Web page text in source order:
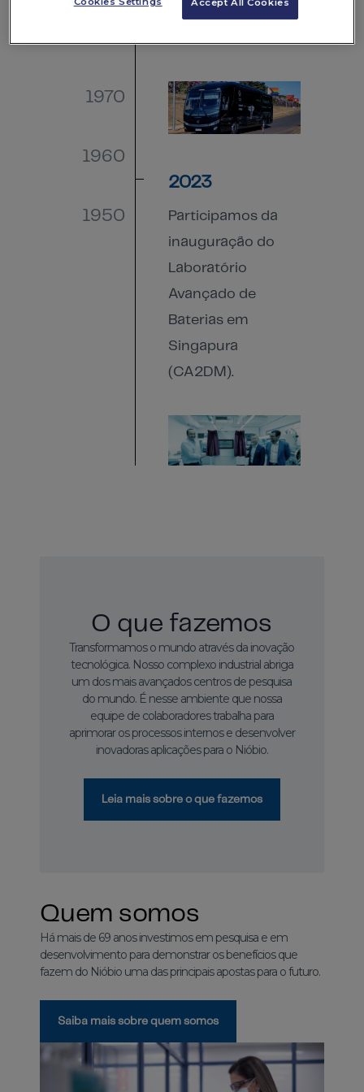
1970
1960
1950
Caminhões e
2023
Participamos da
inauguração do
Laboratório
Avançado de
Baterias em
Singapura
(CA2DM).
produção de óxido
de Nióbio para
baterias, com a
Planta de Materiais
para Baterias.
startups Echion e
Battery Streak para
novos
baterias de íons de
O que fazemos
Transformamos o mundo através da inovação
tecnológica. Nosso complexo industrial abriga
um dos mais avançados centros de pesquisa
do mundo. É nesse ambiente que nossa
equipe de colaboradores trabalha para
aprimorar os processos internos e desenvolver
inovadoras aplicações para o Nióbio.
Leia mais sobre o que fazemos
Quem somos
Há mais de 69 anos investimos em pesquisa e em
desenvolvimento para demonstrar os benefícios que
fazem do Nióbio uma das principais apostas para o futuro.
Saiba mais sobre quem somos